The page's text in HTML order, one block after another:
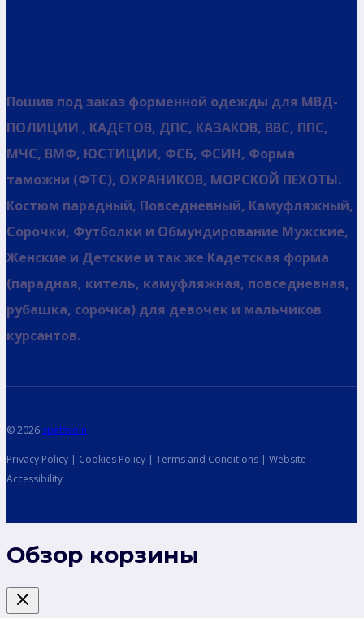
Пошив под заказ форменной одежды для МВД-
ПОЛИЦИИ , КАДЕТОВ, ДПС, КАЗАКОВ, ВВС, ППС,
МЧС, ВМФ, ЮСТИЦИИ, ФСБ, ФСИН, Форма
таможни (ФТС), ОХРАНИКОВ, МОРСКОЙ ПЕХОТЫ.
Костюм парадный, Повседневный, Камуфляжный,
Сорочки, Футболки и Обмундирование Мужские,
Женские и Детские и так же Кадетская форма
(парадная, китель, камуфляжная, повседневная,
рубашка, сорочка) для девочек и мальчиков
курсантов.
© 2026 spetsvoin
Privacy Policy | Cookies Policy | Terms and Conditions | Website
Accessibility
Обзор корзины